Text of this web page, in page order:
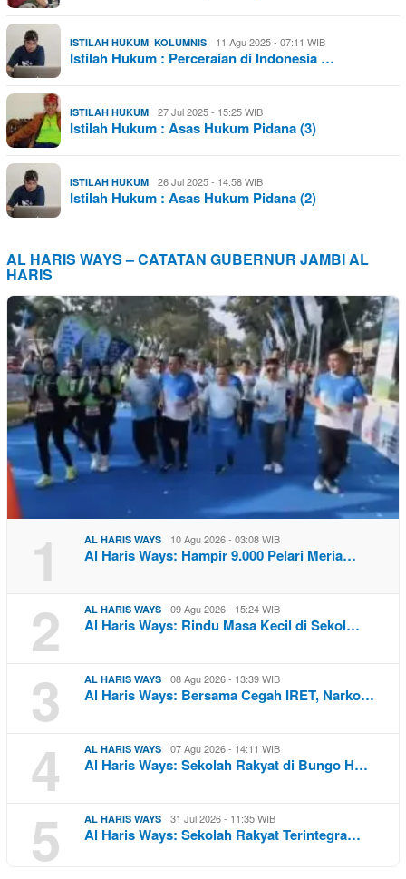
ISTILAH HUKUM, KOLUMNIS 11 Agu 2025 - 07:11 WIB
Istilah Hukum : Perceraian di Indonesia …
ISTILAH HUKUM 27 Jul 2025 - 15:25 WIB
Istilah Hukum : Asas Hukum Pidana (3)
ISTILAH HUKUM 26 Jul 2025 - 14:58 WIB
Istilah Hukum : Asas Hukum Pidana (2)
AL HARIS WAYS – CATATAN GUBERNUR JAMBI AL
HARIS
1 AL HARIS WAYS 10 Agu 2026 - 03:08 WIB
Al Haris Ways: Hampir 9.000 Pelari Meria…
2 AL HARIS WAYS 09 Agu 2026 - 15:24 WIB
Al Haris Ways: Rindu Masa Kecil di Sekol…
3 AL HARIS WAYS 08 Agu 2026 - 13:39 WIB
Al Haris Ways: Bersama Cegah IRET, Narko…
4 AL HARIS WAYS 07 Agu 2026 - 14:11 WIB
Al Haris Ways: Sekolah Rakyat di Bungo H…
5 AL HARIS WAYS 31 Jul 2026 - 11:35 WIB
Al Haris Ways: Sekolah Rakyat Terintegra…